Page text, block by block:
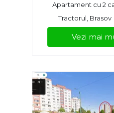
Apartament cu 2
Tractorul, Brasov
Vezi mai